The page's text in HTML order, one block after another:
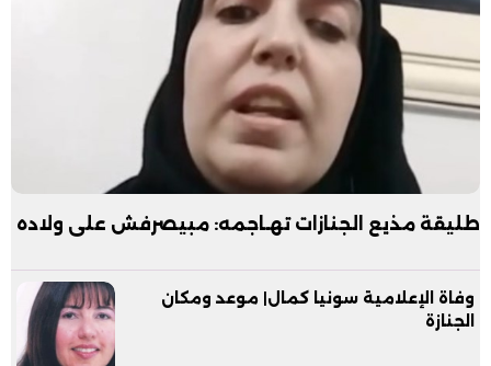
طليقة مذيع الجنازات تهـاجمه: مبيصرفش على ولاده
وفاة الإعلامية سونيا كمال| موعد ومكان
الجنازة